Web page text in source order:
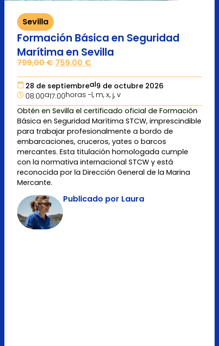
Sevilla
Formación Básica en Seguridad
Marítima en Sevilla
799,00€ 759,00 €
08:00a17:00horas -l, m, x, j, v
28 de septiembreal9 de octubre 2026
Obtén en Sevilla el certificado oficial de Formación
Básica en Seguridad Marítima STCW, imprescindible
para trabajar profesionalmente a bordo de
embarcaciones, cruceros, yates o barcos
mercantes. Esta titulación homologada cumple
con la normativa internacional STCW y está
reconocida por la Dirección General de la Marina
Mercante.
Publicado por Laura